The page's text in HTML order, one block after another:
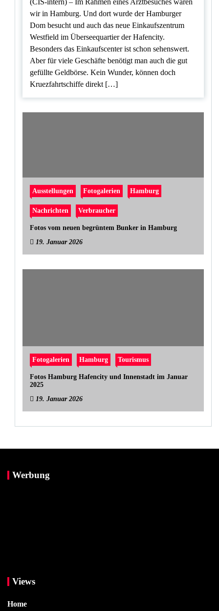
(CIS-intern) – Im Rahmen eines Arztbesuches waren
wir in Hamburg. Und dort wurde der Hamburger
Dom besucht und auch das neue Einkaufszentrum
Westfield im Überseequartier der Hafencity.
Besonders das Einkaufscenter ist schon sehenswert.
Aber für viele Geschäfte benötigt man auch die gut
gefüllte Geldbörse. Kein Wunder, können doch
Kruezfahrtschiffe direkt […]
Ausstellungen Fotogalerien Hamburg
Nachrichten Verbraucher
Fotos vom neuen begrüntem Bunker in Hamburg
19. Januar 2026
Fotogalerien Hamburg Tourismus
Fotos Hamburg Hafencity und Innenstadt im Januar
2025
19. Januar 2026
Werbung
Views
Home